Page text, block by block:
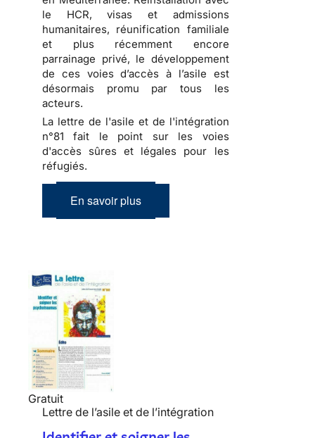
le HCR, visas et admissions
humanitaires, réunification familiale
et plus récemment encore
parrainage privé, le développement
de ces voies d’accès à l’asile est
désormais promu par tous les
acteurs.
La lettre de l'asile et de l'intégration
n°81 fait le point sur les voies
d'accès sûres et légales pour les
réfugiés.
En savoir plus
Gratuit
Lettre de l’asile et de l’intégration